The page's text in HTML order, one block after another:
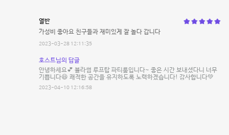
열반
가성비 좋아요 친구들과 재미있게 잘 놀다 갑니다
2023-03-28 12:11:35
호스트님의 답글
안녕하세요💕 블라썸 루프탑 파티룸입니다~ 좋은 시간 보내셨다니 너무
기쁩니다😆 쾌적한 공간을 유지하도록 노력하겠습니다! 감사합니다💚
2023-04-10 12:16:58